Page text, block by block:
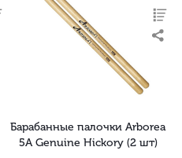
Барабанные палочки Arborea
5A Genuine Hickory (2 шт)